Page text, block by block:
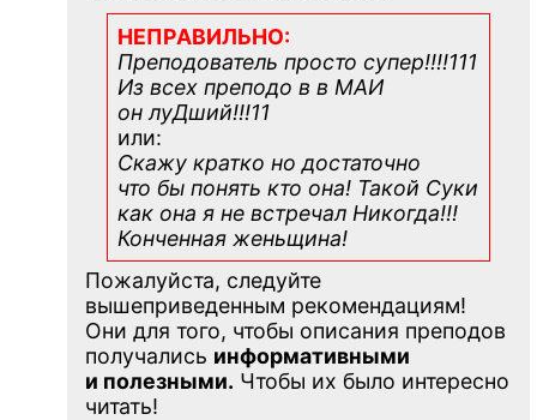
НЕПРАВИЛЬНО:
Преподователь просто супер!!!!111
Из всех преподо в в МАИ
он луДший!!!11
или:
Скажу кратко но достаточно
что бы понять кто она! Такой Суки
как она я не встречал Никогда!!!
Конченная женьщина!
Пожалуйста, следуйте
вышеприведенным рекомендациям!
Они для того, чтобы описания преподов
получались информативными
и полезными. Чтобы их было интересно
читать!